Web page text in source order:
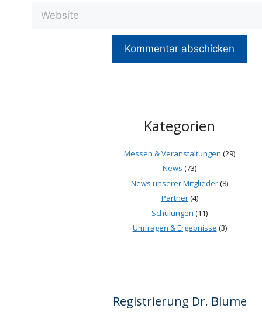
Kategorien
Messen & Veranstaltungen (29)
News (73)
News unserer Mitglieder(8)
Partner(4)
Schulungen (11)
Umfragen & Ergebnisse (3)
Registrierung Dr. Blume